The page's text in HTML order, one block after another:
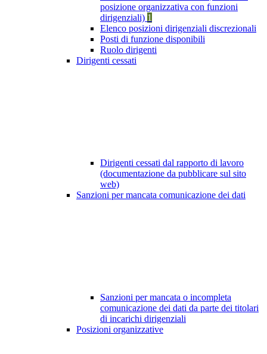
posizione organizzativa con funzioni
dirigenziali) 1
Elenco posizioni dirigenziali discrezionali
Posti di funzione disponibili
Ruolo dirigenti
Dirigenti cessati
Dirigenti cessati dal rapporto di lavoro
(documentazione da pubblicare sul sito
web)
Sanzioni per mancata comunicazione dei dati
Sanzioni per mancata o incompleta
comunicazione dei dati da parte dei titolari
di incarichi dirigenziali
Posizioni organizzative